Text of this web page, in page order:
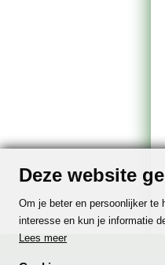
Deze website
Om je beter en persoonlijker te
interesse en kun je informatie
Lees meer